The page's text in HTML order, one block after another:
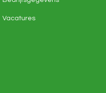
Vacatures